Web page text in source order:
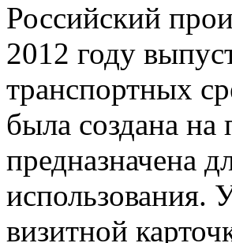
Российский
2012 году
транспортных
была создана
предназначена
использования.
визитной